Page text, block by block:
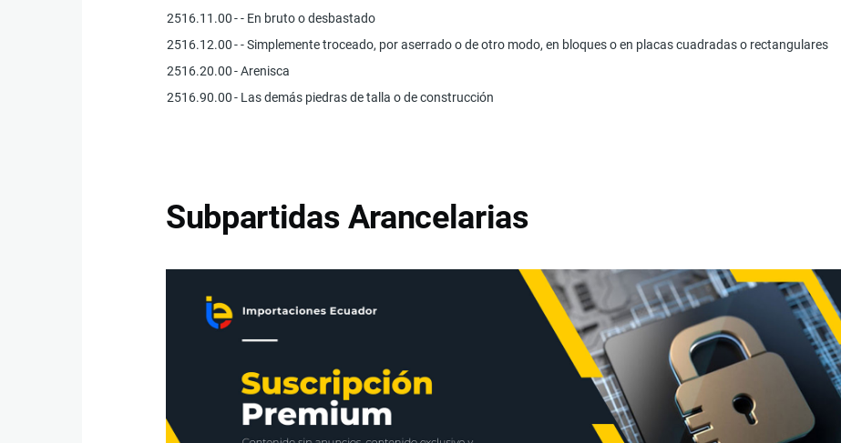
2516.11.00- - En bruto o desbastado
2516.12.00- - Simplemente troceado, por aserrado o de otro modo, en bloques o en placas cuadradas o rectangulares
2516.20.00- Arenisca
2516.90.00- Las demás piedras de talla o de construcción
Subpartidas Arancelarias